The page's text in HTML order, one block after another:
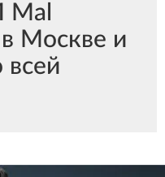
Москве и
всей